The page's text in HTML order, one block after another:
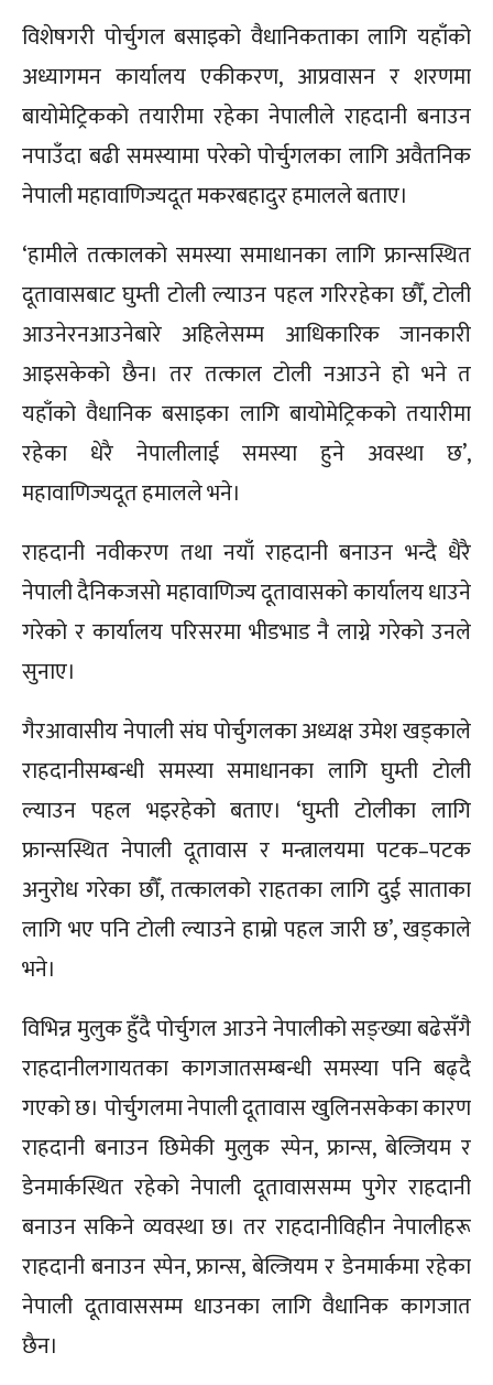
विशेषगरी पोर्चुगल बसाइको वैधानिकताका लागि यहाँको
अध्यागमन कार्यालय एकीकरण, आप्रवासन र शरणमा
बायोमेट्रिकको तयारीमा रहेका नेपालीले राहदानी बनाउन
नपाउँदा बढी समस्यामा परेको पोर्चुगलका लागि अवैतनिक
नेपाली महावाणिज्यदूत मकरबहादुर हमालले बताए।
‘हामीले तत्कालको समस्या समाधानका लागि फ्रान्सस्थित
दूतावासबाट घुम्ती टोली ल्याउन पहल गरिरहेका छौँ, टोली
आउनेरनआउनेबारे अहिलेसम्म आधिकारिक जानकारी
आइसकेको छैन। तर तत्काल टोली नआउने हो भने त
यहाँको वैधानिक बसाइका लागि बायोमेट्रिकको तयारीमा
रहेका धेरै नेपालीलाई समस्या हुने अवस्था छ’,
महावाणिज्यदूत हमालले भने।
राहदानी नवीकरण तथा नयाँ राहदानी बनाउन भन्दै धैरै
नेपाली दैनिकजसो महावाणिज्य दूतावासको कार्यालय धाउने
गरेको र कार्यालय परिसरमा भीडभाड नै लाग्ने गरेको उनले
सुनाए।
गैरआवासीय नेपाली संघ पोर्चुगलका अध्यक्ष उमेश खड्काले
राहदानीसम्बन्धी समस्या समाधानका लागि घुम्ती टोली
ल्याउन पहल भइरहेको बताए। ‘घुम्ती टोलीका लागि
फ्रान्सस्थित नेपाली दूतावास र मन्त्रालयमा पटक–पटक
अनुरोध गरेका छौँ, तत्कालको राहतका लागि दुई साताका
लागि भए पनि टोली ल्याउने हाम्रो पहल जारी छ’, खड्काले
भने।
विभिन्न मुलुक हुँदै पोर्चुगल आउने नेपालीको सङ्ख्या बढेसँगै
राहदानीलगायतका कागजातसम्बन्धी समस्या पनि बढ्दै
गएको छ। पोर्चुगलमा नेपाली दूतावास खुलिनसकेका कारण
राहदानी बनाउन छिमेकी मुलुक स्पेन, फ्रान्स, बेल्जियम र
डेनमार्कस्थित रहेको नेपाली दूतावाससम्म पुगेर राहदानी
बनाउन सकिने व्यवस्था छ। तर राहदानीविहीन नेपालीहरू
राहदानी बनाउन स्पेन, फ्रान्स, बेल्जियम र डेनमार्कमा रहेका
नेपाली दूतावाससम्म धाउनका लागि वैधानिक कागजात
छैन।